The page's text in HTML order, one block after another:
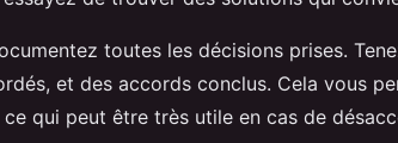
toutes les décisions prises.
et des accords conclus. Cela vous
ce qui peut être très utile en cas de